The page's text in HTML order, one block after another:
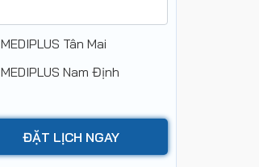
MEDIPLUS Tân Mai
MEDIPLUS Nam Định